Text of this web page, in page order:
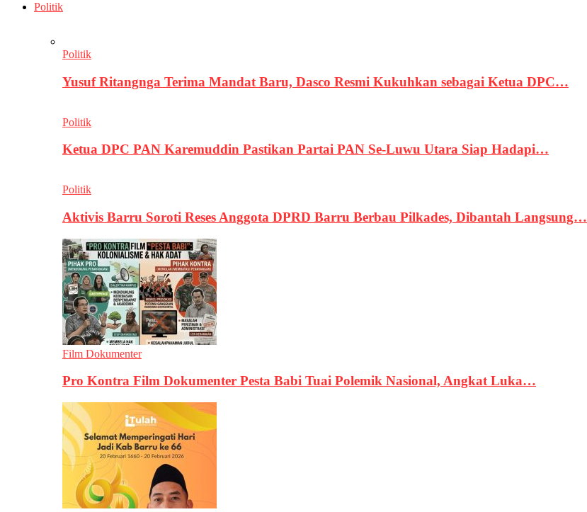
Politik
Politik
Yusuf Ritangnga Terima Mandat Baru, Dasco Resmi Kukuhkan sebagai Ketua DPC…
Politik
Ketua DPC PAN Karemuddin Pastikan Partai PAN Se-Luwu Utara Siap Hadapi…
Politik
Aktivis Barru Soroti Reses Anggota DPRD Barru Berbau Pilkades, Dibantah Langsung…
Film Dokumenter
Pro Kontra Film Dokumenter Pesta Babi Tuai Polemik Nasional, Angkat Luka…